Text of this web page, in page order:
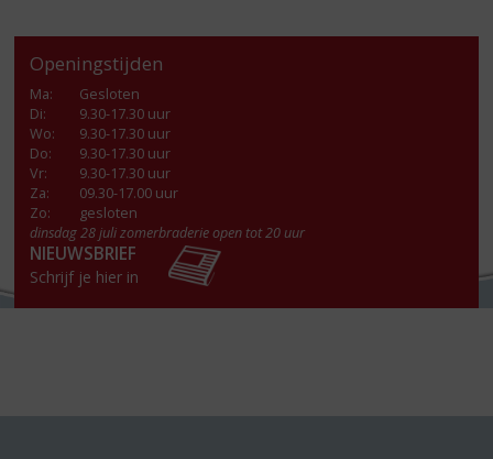
Openingstijden
Ma:
Gesloten
Di:
9.30-17.30 uur
Wo:
9.30-17.30 uur
Do:
9.30-17.30 uur
Vr:
9.30-17.30 uur
Za:
09.30-17.00 uur
Zo:
gesloten
dinsdag 28 juli zomerbraderie open tot 20 uur
NIEUWSBRIEF
Schrijf je hier in